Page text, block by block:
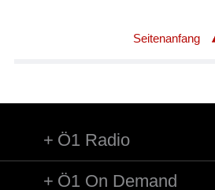
Seitenanfang
Ö1 Radio
Ö1 On Demand